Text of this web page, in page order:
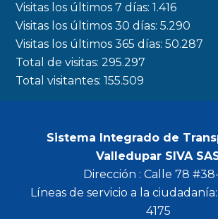
Visitas los últimos 7 días:1.416
Visitas los últimos 30 días:5.290
Visitas los últimos 365 días:50.287
Total de visitas:295.297
Total visitantes:155.509
Sistema Integrado de
Valledupar SIVA
Dirección : Calle 78
Líneas de servicio a la
4175